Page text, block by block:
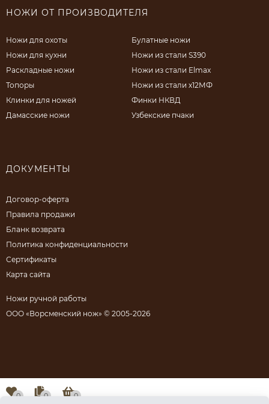
НОЖИ ОТ ПРОИЗВОДИТЕЛЯ
Ножи для охоты
Ножи для кухни
Раскладные ножи
Топоры
Клинки для ножей
Дамасские ножи
Булатные ножи
Ножи из стали S390
Ножи из стали Elmax
Ножи из стали х12МФ
Финки НКВД
Узбекские пчаки
ДОКУМЕНТЫ
Договор-оферта
Правила продажи
Бланк возврата
Политика конфиденциальности
Сертификаты
Карта сайта
Ножи ручной работы
ООО «Ворсменский нож» © 2005-2026
0 0 0